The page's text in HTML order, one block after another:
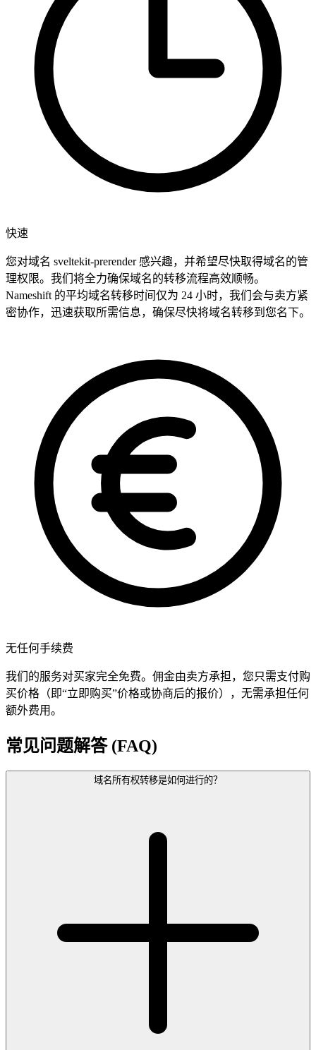
快速
您对域名 sveltekit-prerender 感兴趣，并希望尽快取得域名的管
理权限。我们将全力确保域名的转移流程高效顺畅。
Nameshift 的平均域名转移时间仅为 24 小时，我们会与卖方紧
密协作，迅速获取所需信息，确保尽快将域名转移到您名下。
无任何手续费
我们的服务对买家完全免费。佣金由卖方承担，您只需支付购
买价格（即“立即购买”价格或协商后的报价），无需承担任何
额外费用。
常见问题解答 (FAQ)
域名所有权转移是如何进行的？